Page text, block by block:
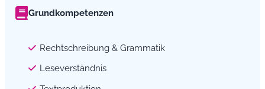
Grundkompetenzen
Rechtschreibung & Grammatik
Leseverständnis